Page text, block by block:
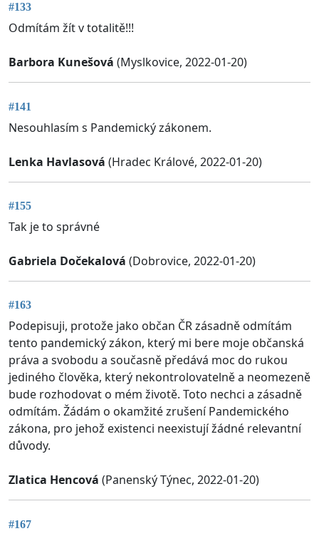
#133
Odmítám žít v totalitě!!!
Barbora Kunešová (Myslkovice, 2022-01-20)
#141
Nesouhlasím s Pandemický zákonem.
Lenka Havlasová (Hradec Králové, 2022-01-20)
#155
Tak je to správné
Gabriela Dočekalová (Dobrovice, 2022-01-20)
#163
Podepisuji, protože jako občan ČR zásadně odmítám
tento pandemický zákon, který mi bere moje občanská
práva a svobodu a současně předává moc do rukou
jediného člověka, který nekontrolovatelně a neomezeně
bude rozhodovat o mém životě. Toto nechci a zásadně
odmítám. Žádám o okamžité zrušení Pandemického
zákona, pro jehož existenci neexistují žádné relevantní
důvody.
Zlatica Hencová (Panenský Týnec, 2022-01-20)
#167